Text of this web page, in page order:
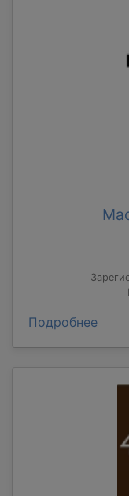
Подробнее